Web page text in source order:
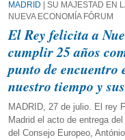
MADRID | SU MAJESTAD EN
NUEVA ECONOMÍA FÓRUM
El Rey felicita a
cumplir 25 años
punto de encuentro
nuestro tiempo y
MADRID, 27 de julio. El rey
Madrid el acto de entrega
del Consejo Europeo,